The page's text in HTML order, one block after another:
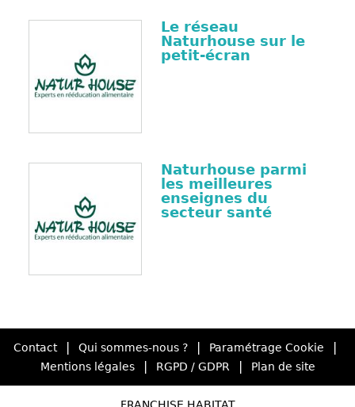
Le réseau
Naturhouse sur le
petit-écran
Naturhouse parmi
les meilleures
enseignes du
secteur santé
Contact Qui sommes-nous ? Paramétrage Cookie
Mentions légales RGPD / GDPR Plan de site